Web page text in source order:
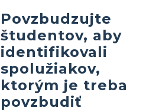
Povzbudzujte
študentov, aby
identifikovali
spolužiakov,
ktorým je treba
povzbudiť